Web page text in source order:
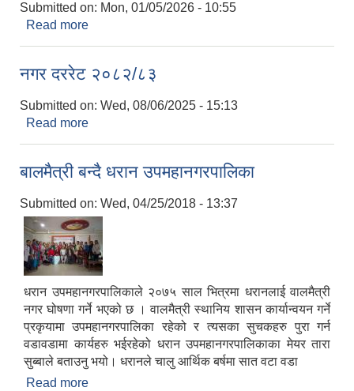
Submitted on: Mon, 01/05/2026 - 10:55
Read more
नगर दररेट २०८२/८३
Submitted on: Wed, 08/06/2025 - 15:13
Read more
बालमैत्री बन्दै धरान उपमहानगरपालिका
Submitted on: Wed, 04/25/2018 - 13:37
धरान उपमहानगरपालिकाले २०७५ साल भित्रमा धरानलाई वालमैत्री
नगर घोषणा गर्ने भएको छ । वालमैत्री स्थानिय शासन कार्यान्वयन गर्ने
प्रकृयामा उपमहानगरपालिका रहेको र त्यसका सुचकहरु पुरा गर्न
वडावडामा कार्यहरु भईरहेको धरान उपमहानगरपालिकाका मेयर तारा
सुब्बाले बताउनु भयो। धरानले चालु आर्थिक बर्षमा सात वटा वडा
Read more